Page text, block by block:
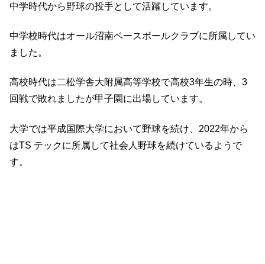
中学時代から野球の投手として活躍しています。
中学校時代はオール沼南ベースボールクラブに所属してい
ました。
高校時代は二松学舎大附属高等学校で高校3年生の時、3
回戦で敗れましたが甲子園に出場しています。
大学では平成国際大学において野球を続け、2022年から
はTS テックに所属して社会人野球を続けているようで
す。